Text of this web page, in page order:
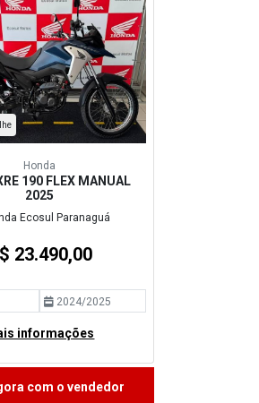
Honda
190 FLEX MANUAL
2025
Ecosul Paranaguá
23.490,00
2024/2025
informações
com o vendedor